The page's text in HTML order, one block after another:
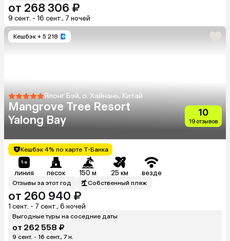
от 268 306 ₽
9 сент. - 16 сент., 7 ночей
Кешбэк + 5 218
Ялонг Бэй, о. Хайнань, Китай
Mangrove Tree Resort
Yalong Bay
10
19 отзывов
Кешбэк 4% по карте Т-Банка
линия песок 150 м 25 км везде
Отзывы за этот год Собственный пляж
от 260 940 ₽
1 сент. - 7 сент., 6 ночей
Выгодные туры на соседние даты
от 262 558 ₽
9 сент. - 16 сент., 7 н.